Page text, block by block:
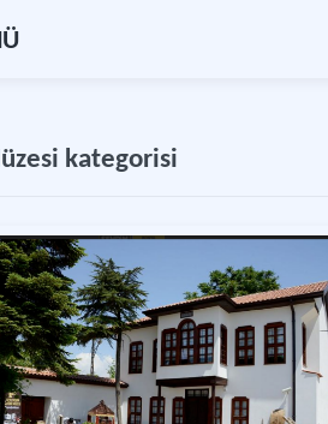
kategorisi